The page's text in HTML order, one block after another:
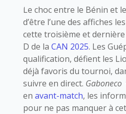
Le choc entre le Bénin et
d’être l’une des affiches
cette troisième et
D de la CAN 2025. Les
qualification, défient les
déjà favoris du tournoi,
suivre en direct. Gaboneco
en avant-match, les
pour ne pas manquer à